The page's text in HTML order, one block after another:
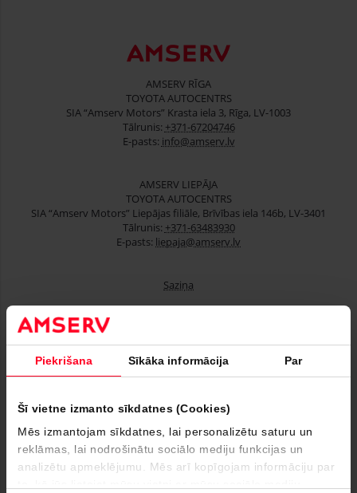
Piekrišana Sīkāka informācija Par
Šī vietne izmanto sīkdatnes (Cookies)
Mēs izmantojam sīkdatnes, lai personalizētu saturu un
reklāmas, lai nodrošinātu sociālo mediju funkcijas un
analizētu apmeklējumu. Mēs arī kopīgojam informāciju par
AMSERV RĪGA
TOYOTA AUTOCENTRS
SIA “Amserv Motors” Krasta iela 3, Rīga, LV-1003
Tālrunis: +371-67204746
E-pasts: info@amserv.lv
AMSERV LIEPĀJA
TOYOTA AUTOCENTRS
SIA “Amserv Motors” Liepājas filiāle, Brīvības iela 146b, LV-3401
Tālrunis: +371-63483930
E-pasts: liepaja@amserv.lv
Saziņa
Lietoti automobiļi
Finansēšana
Serviss
Uzņēmumiem
Par mums